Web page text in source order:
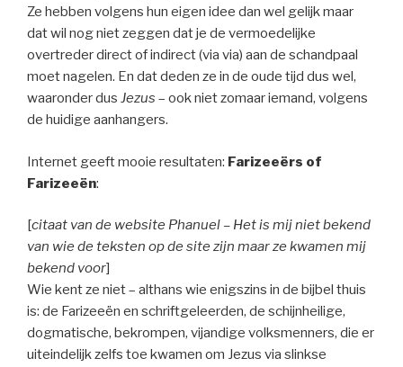
Ze hebben volgens hun eigen idee dan wel gelijk maar
dat wil nog niet zeggen dat je de vermoedelijke
overtreder direct of indirect (via via) aan de schandpaal
moet nagelen. En dat deden ze in de oude tijd dus wel,
waaronder dus Jezus – ook niet zomaar iemand, volgens
de huidige aanhangers.
Internet geeft mooie resultaten: Farizeeërs of
Farizeeën:
[citaat van de website Phanuel – Het is mij niet bekend
van wie de teksten op de site zijn maar ze kwamen mij
bekend voor]
Wie kent ze niet – althans wie enigszins in de bijbel thuis
is: de Farizeeën en schriftgeleerden, de schijnheilige,
dogmatische, bekrompen, vijandige volksmenners, die er
uiteindelijk zelfs toe kwamen om Jezus via slinkse